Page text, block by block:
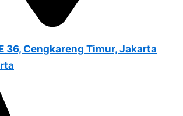
36, Cengkareng Timur, Jakarta